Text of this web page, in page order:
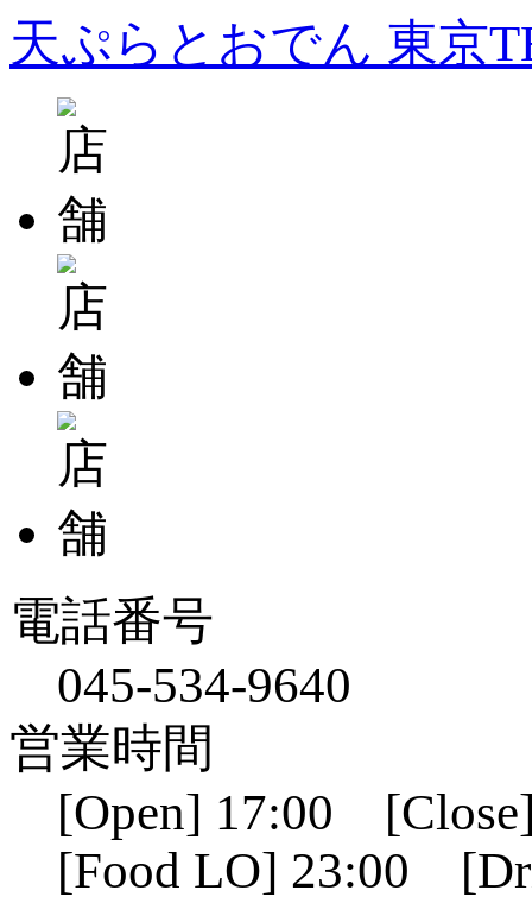
天ぷらとおでん 東京
電話番号
045-534-9640
営業時間
[Open] 17:00
[Food LO] 23:00